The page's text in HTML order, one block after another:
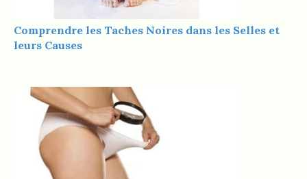
Comprendre les Taches Noires dans les Selles et
leurs Causes